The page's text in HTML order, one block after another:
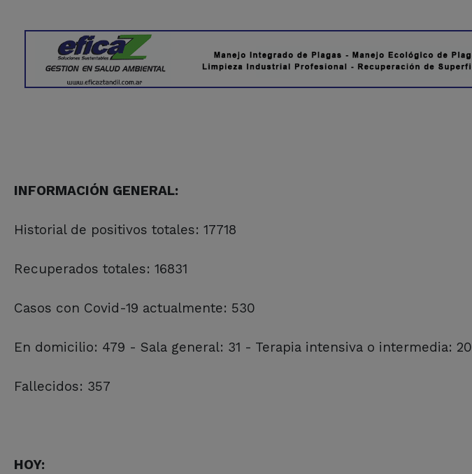
INFORMACIÓN GENERAL:
Historial de positivos totales: 17718
Recuperados totales: 16831
Casos con Covid-19 actualmente: 530
En domicilio: 479 - Sala general: 31 - Terapia intensiva o intermedia: 20
Fallecidos: 357
HOY: